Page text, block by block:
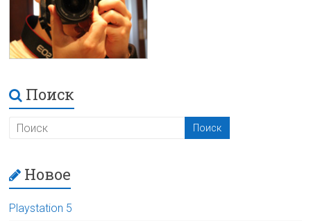
Поиск
Новое
Playstation 5